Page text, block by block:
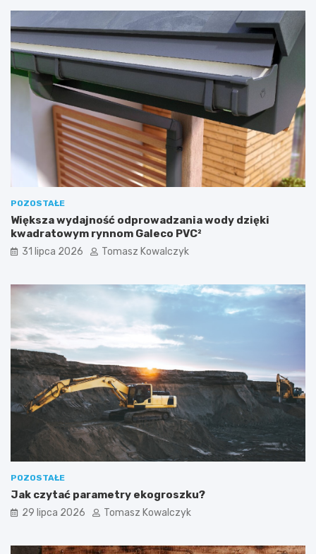
POZOSTAŁE
Większa wydajność odprowadzania wody dzięki
kwadratowym rynnom Galeco PVC²
31 lipca 2026 Tomasz Kowalczyk
POZOSTAŁE
Jak czytać parametry ekogroszku?
29 lipca 2026 Tomasz Kowalczyk